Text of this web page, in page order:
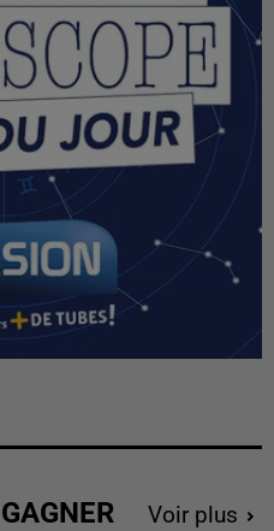
Voir plus